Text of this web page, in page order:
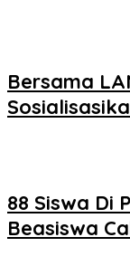
Bersama
88 Siswa Di
Beasiswa